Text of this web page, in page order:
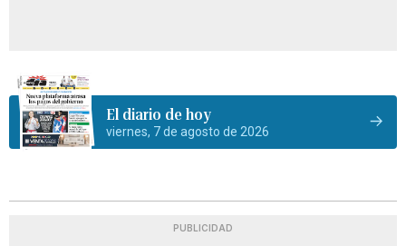
El diario de hoy
viernes, 7 de agosto de 2026
PUBLICIDAD